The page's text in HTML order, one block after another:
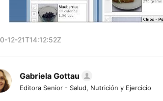
12-21T14:12:52Z
Gabriela Gottau
Editora Senior - Salud, Nutrición y Ejercicio